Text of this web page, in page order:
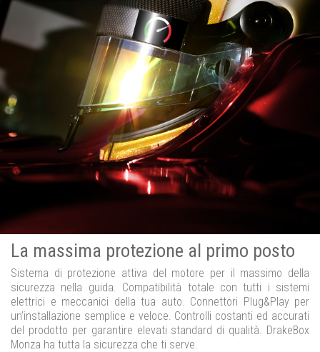
La massima protezione al primo posto
Sistema di protezione attiva del motore per il massimo della
sicurezza nella guida. Compatibilità totale con tutti i sistemi
elettrici e meccanici della tua auto. Connettori Plug&Play per
un’installazione semplice e veloce. Controlli costanti ed accurati
del prodotto per garantire elevati standard di qualità. DrakeBox
Monza ha tutta la sicurezza che ti serve.